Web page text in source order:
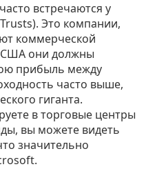
встречаются у
. Это компании,
коммерческой
США они должны
прибыль между
часто выше,
гиганта.
в торговые центры
вы можете видеть
значительно